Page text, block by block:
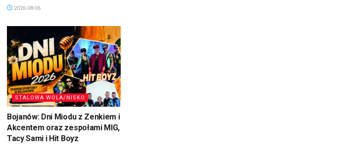
2026-08-06
STALOWA WOLA/NISKO
Bojanów: Dni Miodu z Zenkiem i
Akcentem oraz zespołami MIG,
Tacy Sami i Hit Boyz